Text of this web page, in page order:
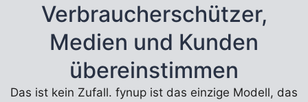
Verbraucherschützer,
Medien und Kunden
übereinstimmen
Das ist kein Zufall. fynup ist das einzige Modell, das